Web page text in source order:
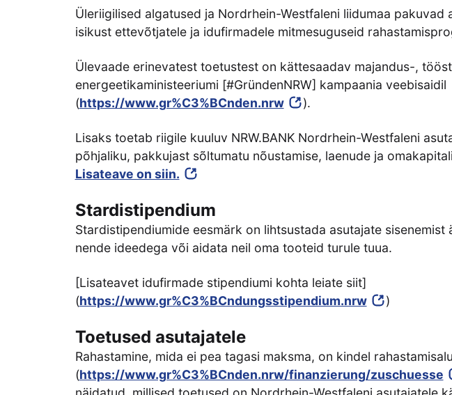
Üleriigilised algatused ja Nordrhein-Westfaleni liidumaa pakuvad
isikust ettevõtjatele ja idufirmadele mitmesuguseid
Ülevaade erinevatest toetustest on kättesaadav majandus-,
energeetikaministeeriumi [#GründenNRW] kampaania veebisaidil
(https://www.gr%C3%BCnden.nrw ).
Lisaks toetab riigile kuuluv NRW.BANK Nordrhein-Westfaleni
põhjaliku, pakkujast sõltumatu nõustamise, laenude ja
Lisateave on siin.
Stardistipendium
Stardistipendiumide eesmärk on lihtsustada asutajate sisenemist
nende ideedega või aidata neil oma tooteid turule tuua.
[Lisateavet idufirmade stipendiumi kohta leiate siit]
(https://www.gr%C3%BCndungsstipendium.nrw )
Toetused asutajatele
Rahastamine, mida ei pea tagasi maksma, on kindel
(https://www.gr%C3%BCnden.nrw/finanzierung/zuschuesse